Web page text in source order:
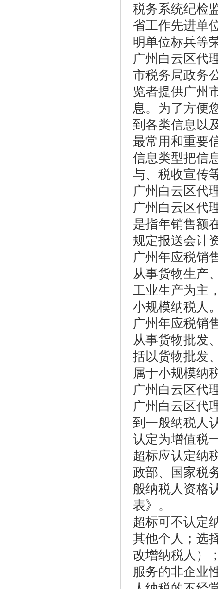
税务系统纪检
省工作先进单
明单位标兵等
广州白云区代
市税务局政务
览者提供广州
息。为了方便
到各类信息以
最常用和重要
信息类型把信
与、税收宣传
广州白云区代
广州白云区代
是指年销售额
规定报送会计
广州年应税销
从事货物生产
工业生产为主
小规模纳税人
广州年应税销
从事货物批发
括以货物批发
属于小规模纳
广州白云区代
广州白云区代
到一般纳税人
认定为增值税
超标应认定纳
政部、国家税
般纳税人资格
表》。
超标可不认定
其他个人；选
改增纳税人）
服务的非企业